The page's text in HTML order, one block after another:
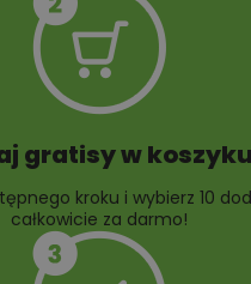
gratisy w koszyku
kroku i wybierz 10
całkowicie za darmo!